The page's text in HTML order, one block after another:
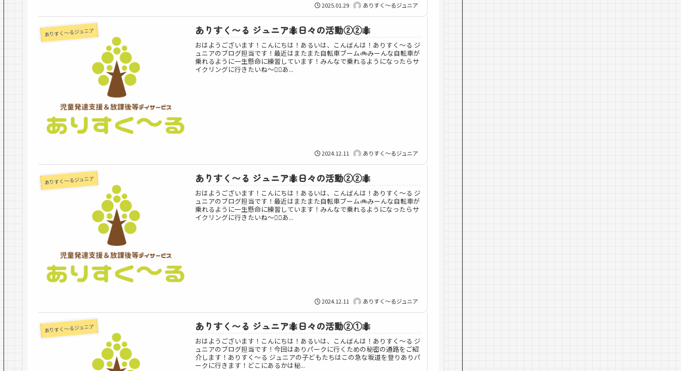
2025.01.29 ありすく～るジュニア
ありすく～るジュニア ありすく〜る ジュニア🐜日々の活動②②🐜
おはようございます！こんにちは！あるいは、こんばんは！ありすく～る ジ
ュニアのブログ担当です！最近はまたまた自転車ブーム🚲みーんな自転車が
乗れるように一生懸命に練習しています！みんなで乗れるようになったらサ
イクリングに行きたいね〜🚴‍♀️あ...
2024.12.11 ありすく～るジュニア
ありすく～るジュニア ありすく〜る ジュニア🐜日々の活動②②🐜
おはようございます！こんにちは！あるいは、こんばんは！ありすく～る ジ
ュニアのブログ担当です！最近はまたまた自転車ブーム🚲みーんな自転車が
乗れるように一生懸命に練習しています！みんなで乗れるようになったらサ
イクリングに行きたいね〜🚴‍♀️あ...
2024.12.11 ありすく～るジュニア
ありすく～るジュニア ありすく〜る ジュニア🐜日々の活動②①🐜
おはようございます！こんにちは！あるいは、こんばんは！ありすく～る ジ
ュニアのブログ担当です！今回はありパークに行くための秘密の通路をご紹
介します！ありすく〜る ジュニアの子どもたちはこの急な坂道を登りありパ
ークに行きます！どこにあるかは秘...